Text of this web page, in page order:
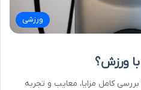
ورزشی
با ورزش؟
کامل مزایا، معایب و تجربه